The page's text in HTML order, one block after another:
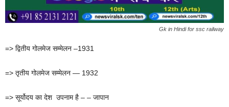
Gk in Hindi for ssc railway
=> द्वितीय गोलमेज सम्मेलन –1931
=> तृतीय गोलमेज सम्मेलन — 1932
=> सूर्योदय का देश उपनाम है – – जापान